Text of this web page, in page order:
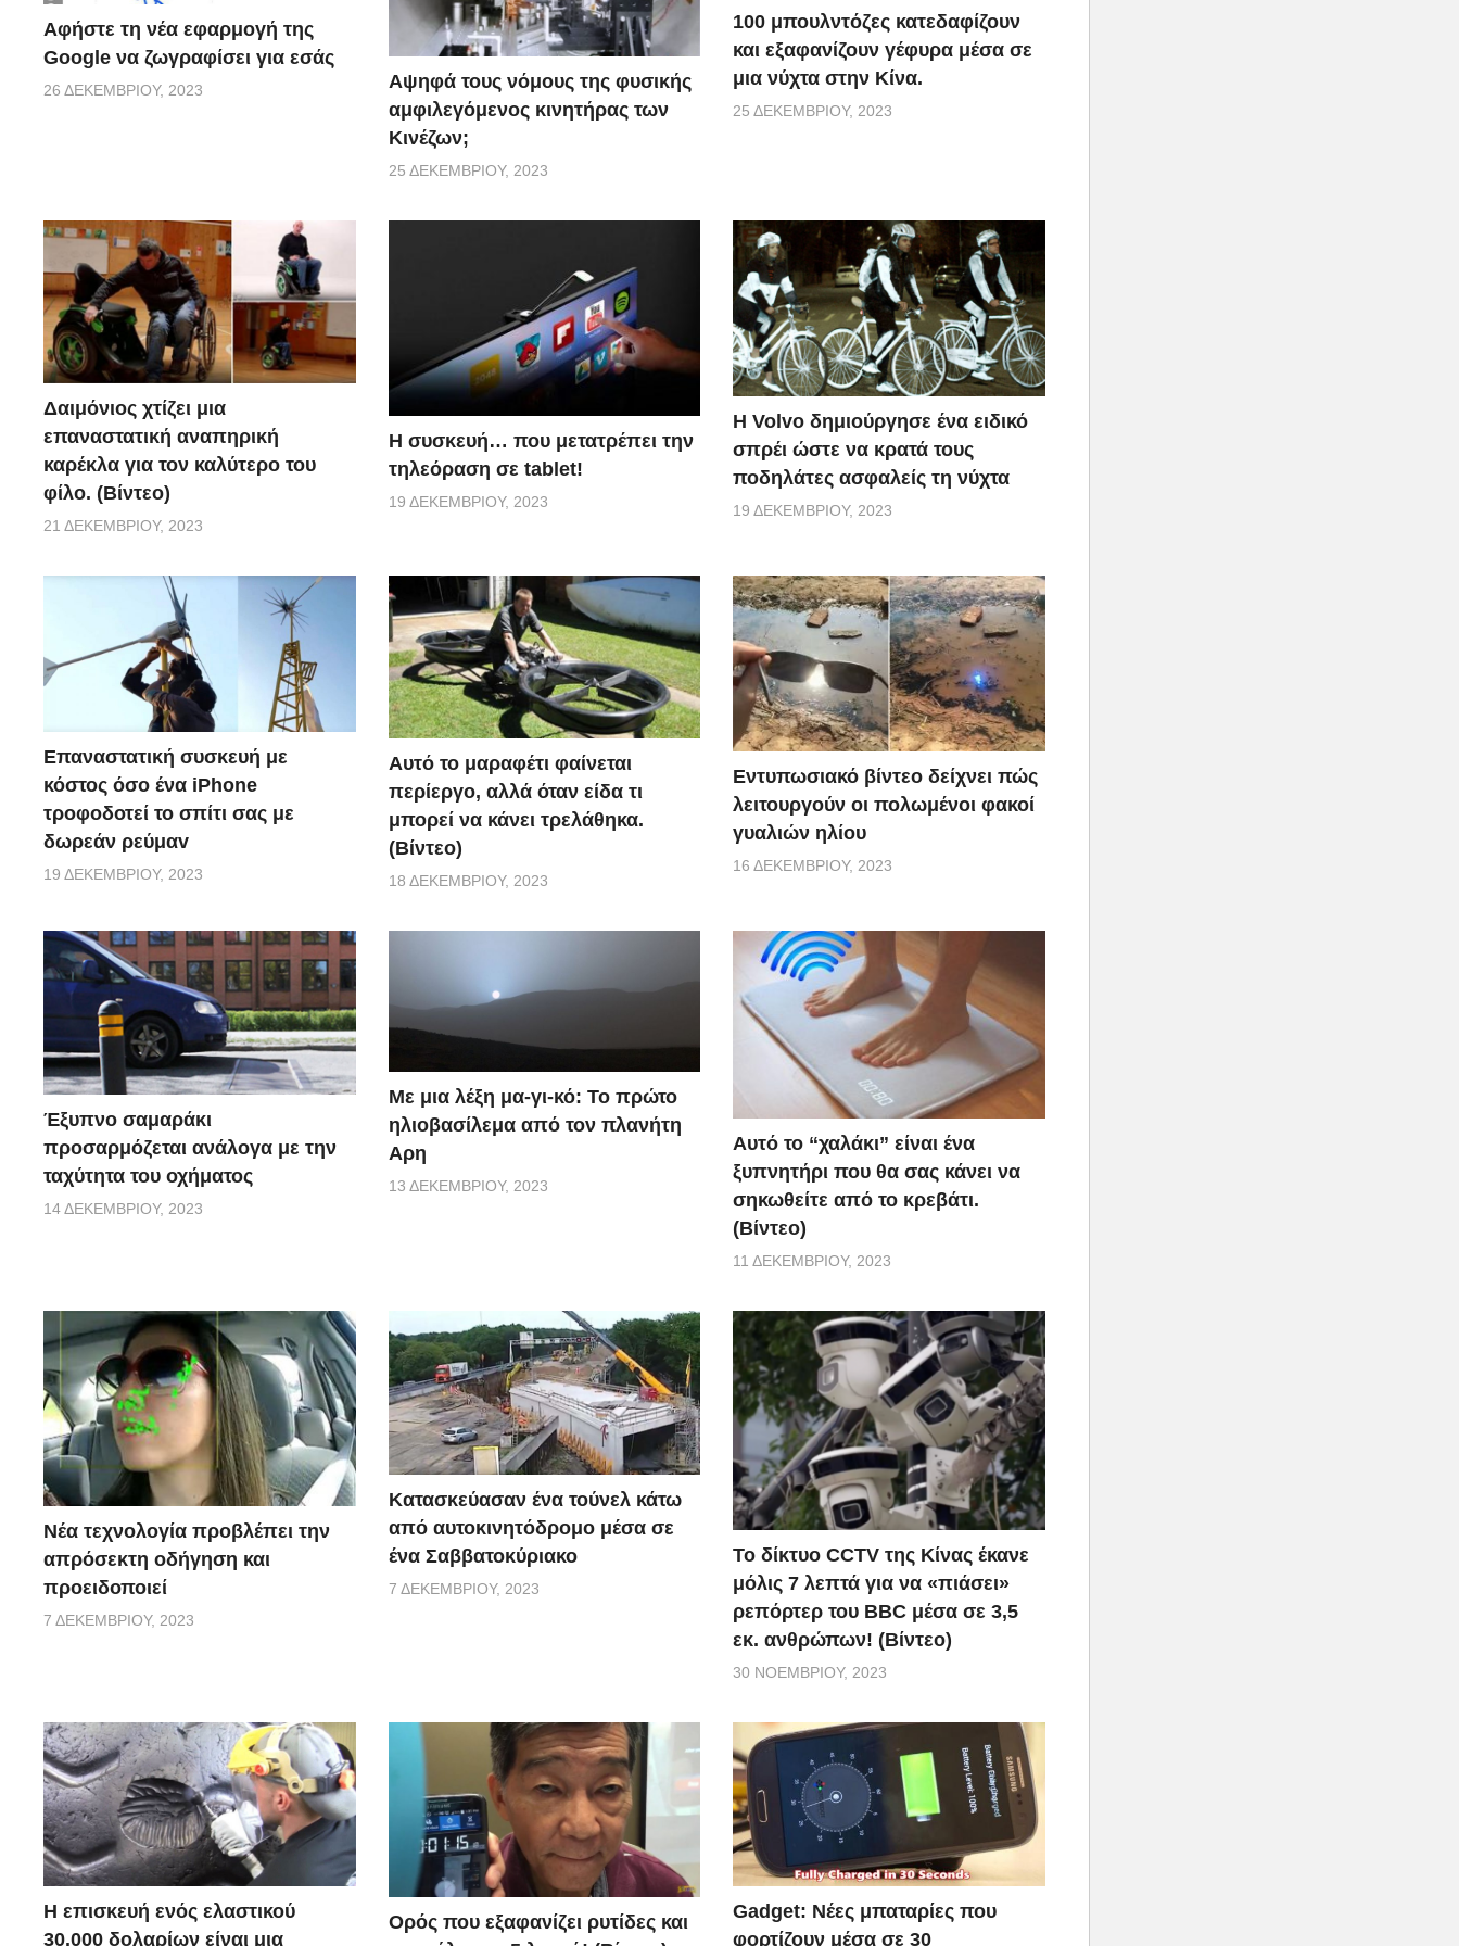
Αφήστε τη νέα εφαρμογή της
Google να ζωγραφίσει για εσάς
26 ΔΕΚΕΜΒΡΊΟΥ, 2023
Αψηφά τους νόμους της φυσικής
αμφιλεγόμενος κινητήρας των
Κινέζων;
25 ΔΕΚΕΜΒΡΊΟΥ, 2023
100 μπουλντόζες κατεδαφίζουν
και εξαφανίζουν γέφυρα μέσα σε
μια νύχτα στην Κίνα.
25 ΔΕΚΕΜΒΡΊΟΥ, 2023
Δαιμόνιος χτίζει μια
επαναστατική αναπηρική
καρέκλα για τον καλύτερο του
φίλο. (Βίντεο)
21 ΔΕΚΕΜΒΡΊΟΥ, 2023
Η συσκευή… που μετατρέπει την
τηλεόραση σε tablet!
19 ΔΕΚΕΜΒΡΊΟΥ, 2023
Η Volvo δημιούργησε ένα ειδικό
σπρέι ώστε να κρατά τους
ποδηλάτες ασφαλείς τη νύχτα
19 ΔΕΚΕΜΒΡΊΟΥ, 2023
Επαναστατική συσκευή με
κόστος όσο ένα iPhone
τροφοδοτεί το σπίτι σας με
δωρεάν ρεύμαv
19 ΔΕΚΕΜΒΡΊΟΥ, 2023
Αυτό το μαραφέτι φαίνεται
περίεργο, αλλά όταν είδα τι
μπορεί να κάνει τρελάθηκα.
(Βίντεο)
18 ΔΕΚΕΜΒΡΊΟΥ, 2023
Εντυπωσιακό βίντεο δείχνει πώς
λειτουργούν οι πολωμένοι φακοί
γυαλιών ηλίου
16 ΔΕΚΕΜΒΡΊΟΥ, 2023
Έξυπνο σαμαράκι
προσαρμόζεται ανάλογα με την
ταχύτητα του οχήματος
14 ΔΕΚΕΜΒΡΊΟΥ, 2023
Με μια λέξη μα-γι-κό: Το πρώτο
ηλιοβασίλεμα από τον πλανήτη
Αρη
13 ΔΕΚΕΜΒΡΊΟΥ, 2023
Αυτό το “χαλάκι” είναι ένα
ξυπνητήρι που θα σας κάνει να
σηκωθείτε από το κρεβάτι.
(Βίντεο)
11 ΔΕΚΕΜΒΡΊΟΥ, 2023
Νέα τεχνολογία προβλέπει την
απρόσεκτη οδήγηση και
προειδοποιεί
7 ΔΕΚΕΜΒΡΊΟΥ, 2023
Κατασκεύασαν ένα τούνελ κάτω
από αυτοκινητόδρομο μέσα σε
ένα Σαββατοκύριακο
7 ΔΕΚΕΜΒΡΊΟΥ, 2023
Το δίκτυο CCTV της Κίνας έκανε
μόλις 7 λεπτά για να «πιάσει»
ρεπόρτερ του BBC μέσα σε 3,5
εκ. ανθρώπων! (Βίντεο)
30 ΝΟΕΜΒΡΊΟΥ, 2023
Η επισκευή ενός ελαστικού
30.000 δολαρίων είναι μια
Ορός που εξαφανίζει ρυτίδες και
Gadget: Νέες μπαταρίες που
φορτίζουν μέσα σε 30